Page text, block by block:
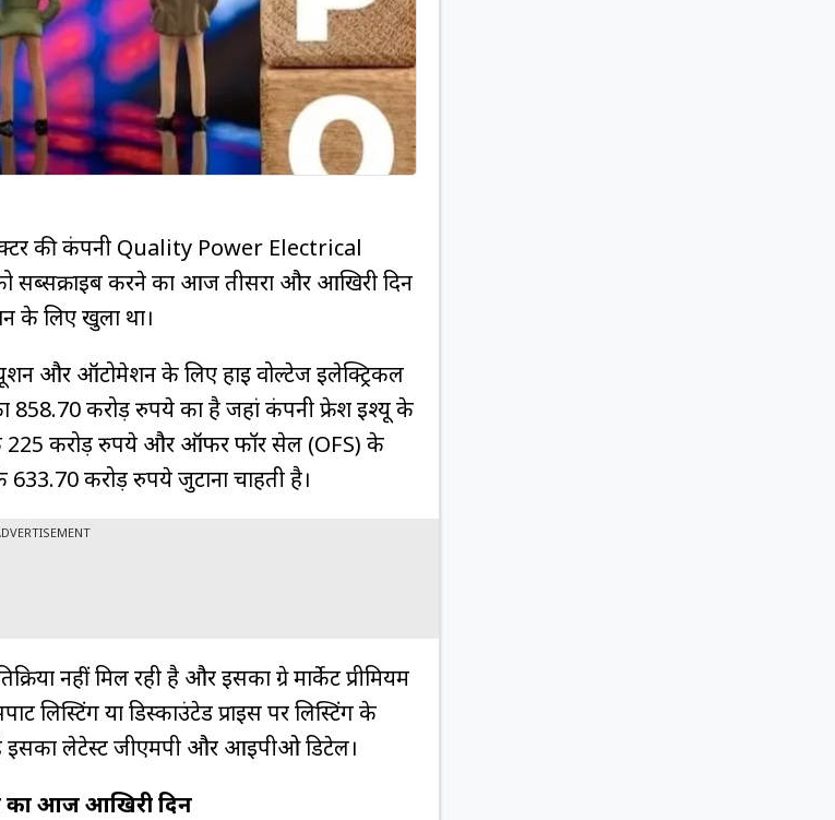
की कंपनी Quality Power Electrical
करने का आज तीसरा और आखिरी दिन
के लिए खुला था।
और ऑटोमेशन के लिए हाई वोल्टेज इलेक्ट्रिकल
858.70 करोड़ रुपये का है जहां कंपनी फ्रेश इश्यू के
225 करोड़ रुपये और ऑफर फॉर सेल (OFS) के
करोड़ रुपये जुटाना चाहती है।
नहीं मिल रही है और इसका ग्रे मार्केट प्रीमियम
या डिस्काउंटेड प्राइस पर लिस्टिंग के
इसका लेटेस्ट जीएमपी और आईपीओ डिटेल।
का आज आखिरी दिन